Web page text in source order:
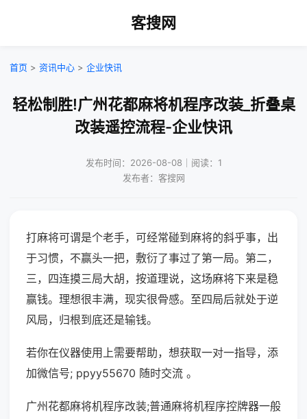
客搜网
首页 > 资讯中心 > 企业快讯
轻松制胜!广州花都麻将机程序改装_折叠桌
改装遥控流程-企业快讯
发布时间：2026-08-08｜阅读：1
发布者：客搜网
打麻将可谓是个老手，可经常碰到麻将的斜乎事，出
于习惯，不赢头一把，敷衍了事过了第一局。第二，
三，四连摸三局大胡，按道理说，这场麻将下来是稳
赢钱。理想很丰满，现实很骨感。至四局后就处于逆
风局，归根到底还是输钱。
若你在仪器使用上需要帮助，想获取一对一指导，添
加微信号; ppyy55670 随时交流 。
广州花都麻将机程序改装;普通麻将机程序控牌器一般